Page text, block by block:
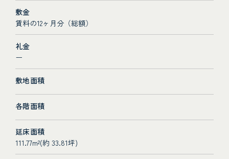
敷金
賃料の12ヶ月分（総額）
礼金
ー
敷地面積
各階面積
延床面積
111.77m²(約 33.81坪)